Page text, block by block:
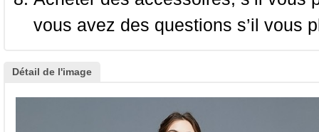
vous avez des questions s’il vous
Détail de l'image